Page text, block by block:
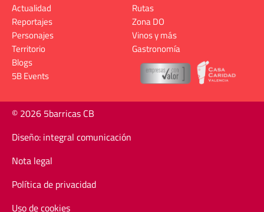
Actualidad
Reportajes
Personajes
Territorio
Rutas
Zona DO
Vinos y más
Gastronomía
Blogs
5B Events
© 2026 5barricas CB
Diseño: integral comunicación
Nota legal
Política de privacidad
Uso de cookies